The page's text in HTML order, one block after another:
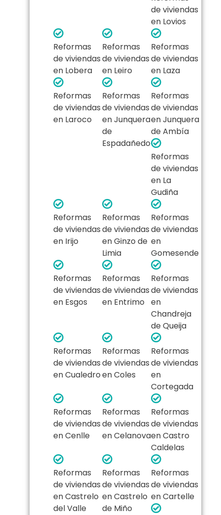
de viviendas
en Lovios
Reformas
de viviendas
en Lobera
Reformas
de viviendas
en Leiro
Reformas
de viviendas
en Laza
Reformas
de viviendas
en Laroco
Reformas
de viviendas
en Junquera
de
Espadañedo
Reformas
de viviendas
en Junquera
de Ambía
Reformas
de viviendas
en La
Gudiña
Reformas
de viviendas
en Irijo
Reformas
de viviendas
en Ginzo de
Limia
Reformas
de viviendas
en
Gomesende
Reformas
de viviendas
en Esgos
Reformas
de viviendas
en Entrimo
Reformas
de viviendas
en
Chandreja
de Queija
Reformas
de viviendas
en Cualedro
Reformas
de viviendas
en Coles
Reformas
de viviendas
en
Cortegada
Reformas
de viviendas
en Cenlle
Reformas
de viviendas
en Celanova
Reformas
de viviendas
en Castro
Caldelas
Reformas
de viviendas
en Castrelo
del Valle
Reformas
de viviendas
en Castrelo
de Miño
Reformas
de viviendas
en Cartelle